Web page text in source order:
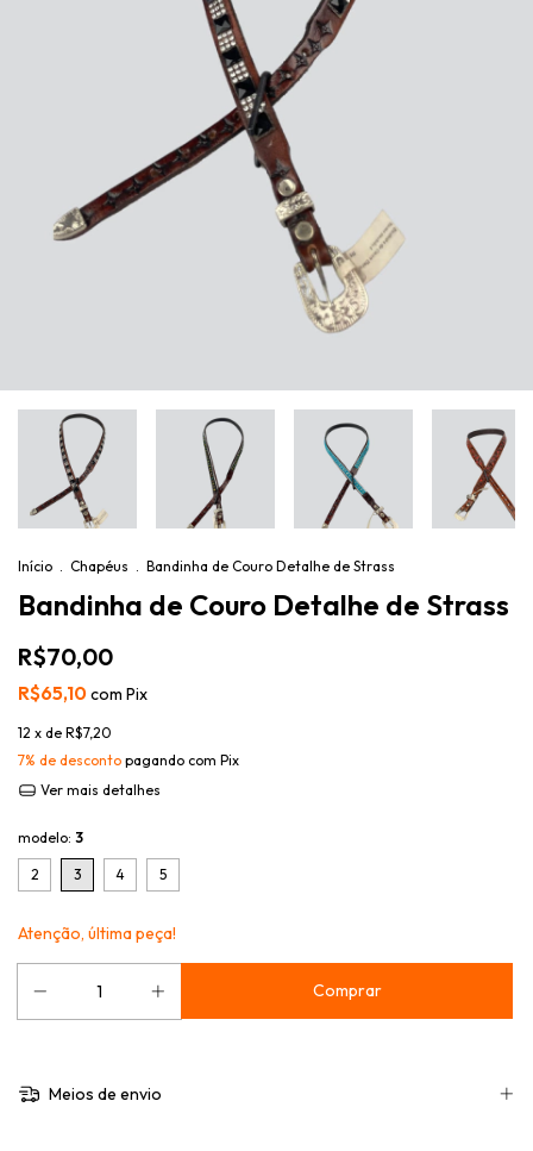
Início . Chapéus . Bandinha de Couro Detalhe de Strass
Bandinha de Couro Detalhe de Strass
R$70,00
R$65,10com Pix
12 x de R$7,20
7% de desconto pagando com Pix
Ver mais detalhes
modelo: 3
2 3 4 5
Atenção, última peça!
Meios de envio